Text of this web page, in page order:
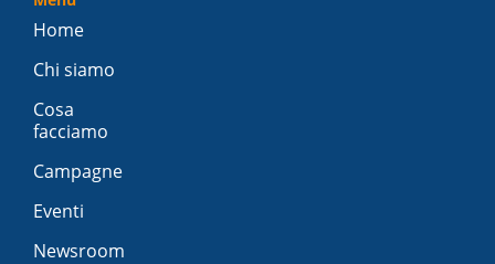
Home
Chi siamo
Cosa
facciamo
Campagne
Eventi
Newsroom